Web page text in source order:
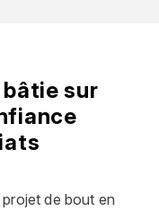
sur
de bout en